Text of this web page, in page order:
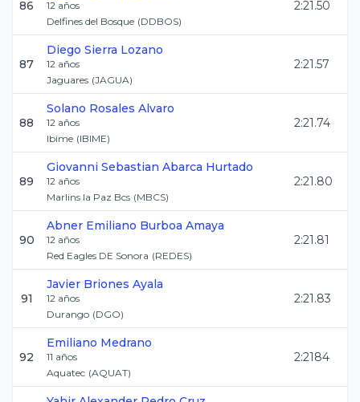
86 12 años
Delfines del Bosque (DDBOS)
2:21.50
87
Diego Sierra Lozano
12 años
Jaguares (JAGUA)
2:21.57
88
Solano Rosales Alvaro
12 años
Ibime (IBIME)
2:21.74
89
Giovanni Sebastian Abarca Hurtado
12 años
Marlins la Paz Bcs (MBCS)
2:21.80
90
Abner Emiliano Burboa Amaya
12 años
Red Eagles DE Sonora (REDES)
2:21.81
91
Javier Briones Ayala
12 años
Durango (DGO)
2:21.83
92
Emiliano Medrano
11 años
Aquatec (AQUAT)
2:2184